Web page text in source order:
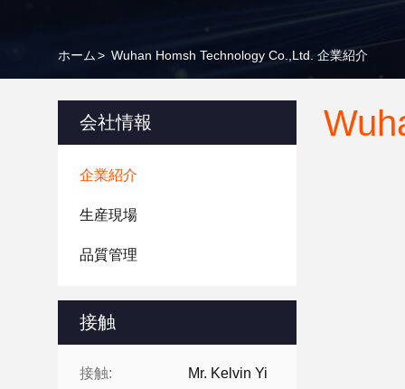
ホーム> Wuhan Homsh Technology Co.,Ltd. 企業紹介
会社情報
企業紹介
生産現場
品質管理
接触
接触: Mr. Kelvin Yi